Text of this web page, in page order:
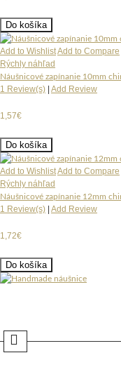
Do košíka
Add to WishlistAdd to Compare
Rýchly náhľad
Náušnicové zapínanie 10mm
1 Review(s) Add Review
1,57€
Do košíka
Add to WishlistAdd to Compare
Rýchly náhľad
Náušnicové zapínanie 12mm
1 Review(s) Add Review
1,72€
Do košíka